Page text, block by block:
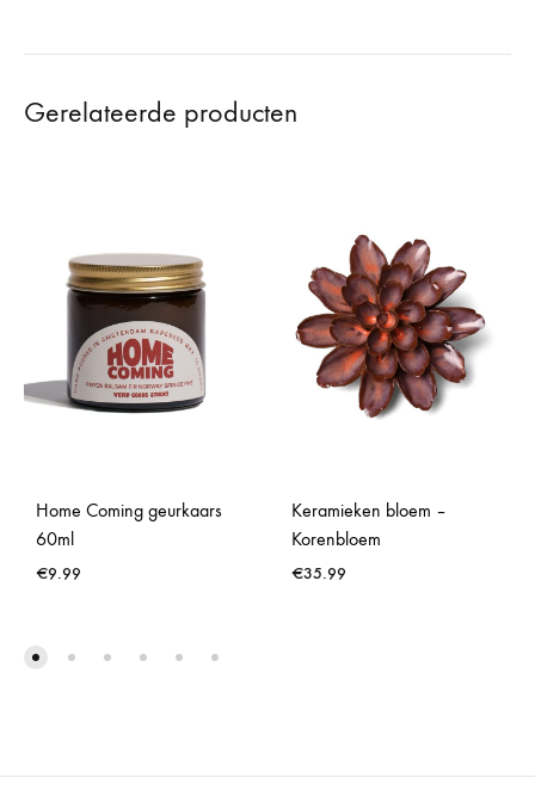
Gerelateerde producten
Home Coming geurkaars
60ml
€9.99
Keramieken bloem –
Korenbloem
€35.99